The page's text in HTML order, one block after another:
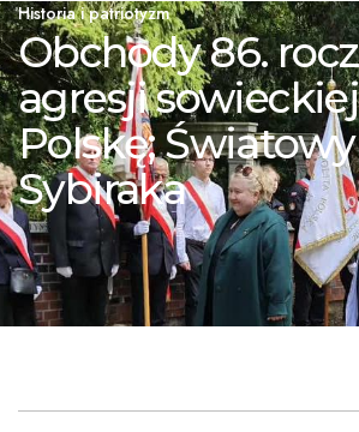
Historia i patriotyzm
Obchody 86.
agresji
Polskę;
Sybiraka